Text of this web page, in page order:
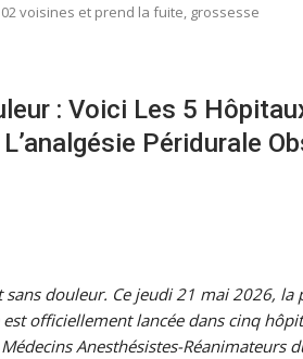
voisines et prend la fuite, grossesse
: Voici Les 5
Péridurale
douleur. Ce jeudi 21 mai 2026, la
officiellement lancée dans cinq
Anesthésistes-Réanimateurs